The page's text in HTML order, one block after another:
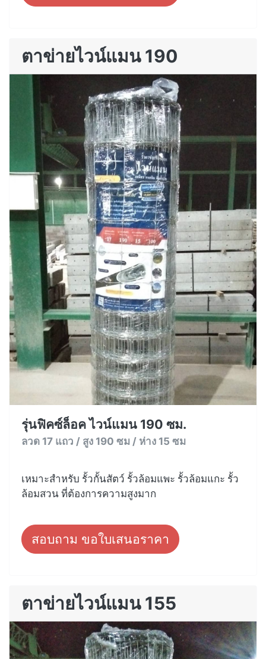
ตาข่ายไวน์แมน 190
รุ่นฟิคซ์ล็อค ไวน์แมน 190 ซม.
ลวด 17 แถว / สูง 190 ซม / ห่าง 15 ซม
เหมาะสำหรับ รั้วกั้นสัตว์ รั้วล้อมแพะ รั้วล้อมแกะ รั้ว
ล้อมสวน ที่ต้องการความสูงมาก
สอบถาม ขอใบเสนอราคา
ตาข่ายไวน์แมน 155